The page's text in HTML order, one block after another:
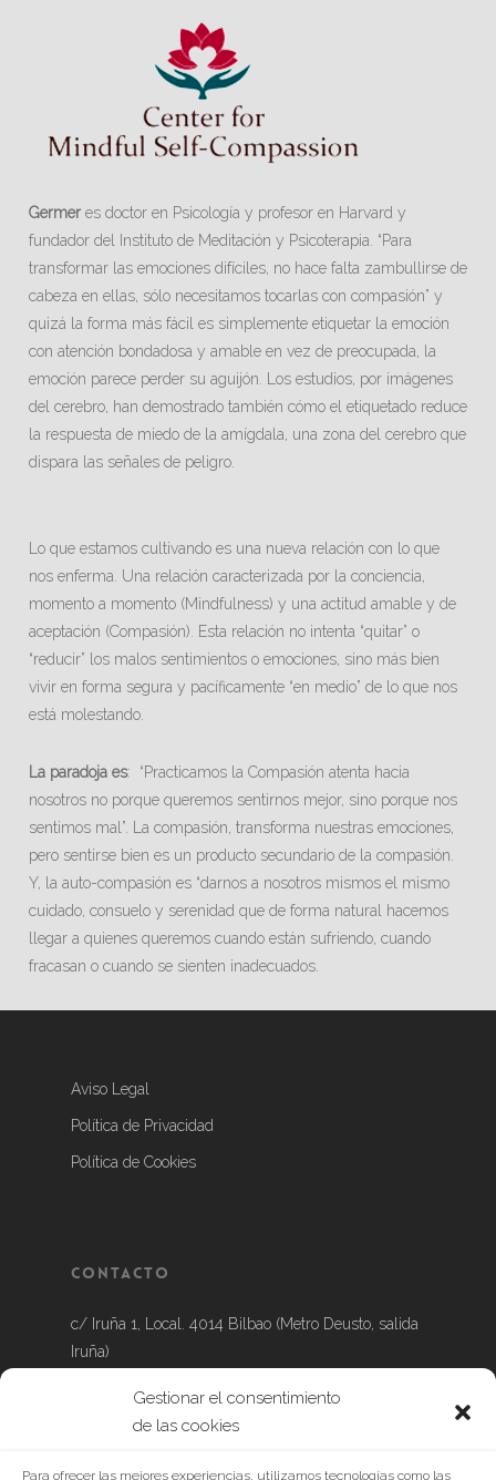
Gestionar el consentimiento
de las cookies
Para ofrecer las mejores experiencias, utilizamos tecnologías como las
Germeres doctor en Psicología y profesor en Harvard y
fundador del Instituto de Meditación y Psicoterapia. “Para
transformar las emociones difíciles, no hace falta zambullirse de
cabeza en ellas, sólo necesitamos tocarlas con compasión” y
quizá la forma más fácil es simplemente etiquetar la emoción
con atención bondadosa y amable en vez de preocupada, la
emoción parece perder su aguijón. Los estudios, por imágenes
del cerebro, han demostrado también cómo el etiquetado reduce
la respuesta de miedo de la amígdala, una zona del cerebro que
dispara las señales de peligro.
Lo que estamos cultivando es una nueva relación con lo que
nos enferma. Una relación caracterizada por la conciencia,
momento a momento (Mindfulness) y una actitud amable y de
aceptación (Compasión). Esta relación no intenta “quitar” o
“reducir” los malos sentimientos o emociones, sino más bien
vivir en forma segura y pacíficamente “en medio” de lo que nos
está molestando.
La paradoja es: “Practicamos la Compasión atenta hacia
nosotros no porque queremos sentirnos mejor, sino porque nos
sentimos mal”. La compasión, transforma nuestras emociones,
pero sentirse bien es un producto secundario de la compasión.
Y, la auto-compasión es “darnos a nosotros mismos el mismo
cuidado, consuelo y serenidad que de forma natural hacemos
llegar a quienes queremos cuando están sufriendo, cuando
fracasan o cuando se sienten inadecuados.
Aviso Legal
Política de Privacidad
Política de Cookies
Contacto
c/ Iruña 1, Local. 4014 Bilbao (Metro Deusto, salida
Iruña)
Tel.: 639 888 632